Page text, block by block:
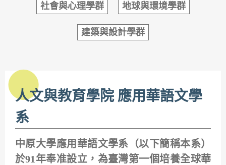
社會與心理學群 地球與環境學群
建築與設計學群
人文與教育學院 應用華語文學
系
中原大學應用華語文學系（以下簡稱本系）
於91年奉准設立，為臺灣第一個培養全球華